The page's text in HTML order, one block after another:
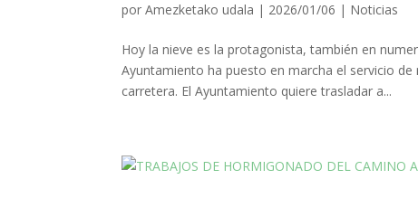
porAmezketako udala | 2026/01/06 | Noticias
Hoy la nieve es la protagonista, también en
Ayuntamiento ha puesto en marcha el servicio
carretera. El Ayuntamiento quiere trasladar a...